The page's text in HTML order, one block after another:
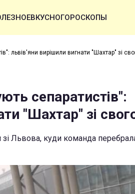
ВКУСНОГОРОСКОПЫ
львів'яни вирішили вигнати "Шахтар" зі
сепаратистів":
"Шахтар" зі
Львова, куди команда